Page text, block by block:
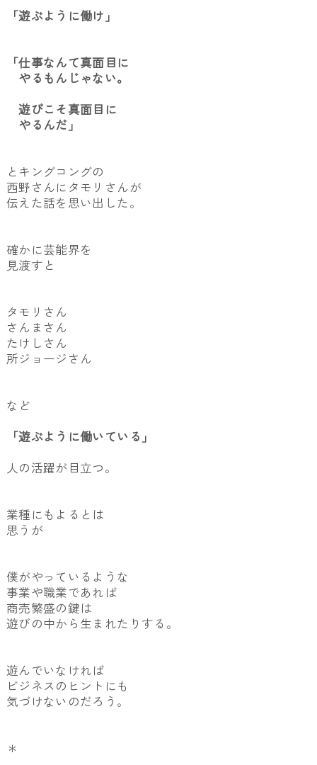
「遊ぶように働け」
「仕事なんて真面目に
やるもんじゃない。
遊びこそ真面目に
やるんだ」
とキングコングの
西野さんにタモリさんが
伝えた話を思い出した。
確かに芸能界を
見渡すと
タモリさん
さんまさん
たけしさん
所ジョージさん
など
「遊ぶように働いている」
人の活躍が目立つ。
業種にもよるとは
思うが
僕がやっているような
事業や職業であれば
商売繁盛の鍵は
遊びの中から生まれたりする。
遊んでいなければ
ビジネスのヒントにも
気づけないのだろう。
＊